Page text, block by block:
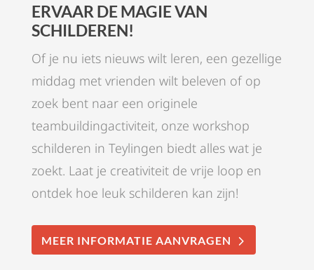
ERVAAR DE MAGIE VAN
SCHILDEREN!
Of je nu iets nieuws wilt leren, een gezellige
middag met vrienden wilt beleven of op
zoek bent naar een originele
teambuildingactiviteit, onze workshop
schilderen in Teylingen biedt alles wat je
zoekt. Laat je creativiteit de vrije loop en
ontdek hoe leuk schilderen kan zijn!
MEER INFORMATIE AANVRAGEN